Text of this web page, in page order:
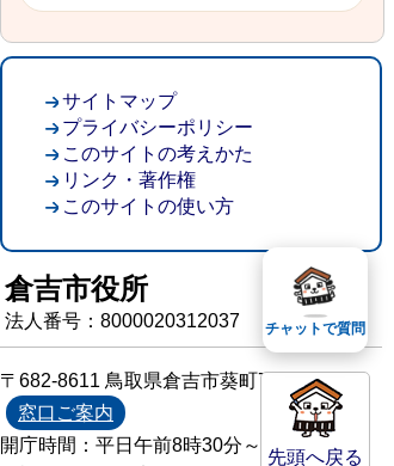
先頭へ戻る
サイトマップ
プライバシーポリシー
このサイトの考えかた
リンク・著作権
このサイトの使い方
倉吉市役所
法人番号：8000020312037
〒682-8611 鳥取県倉吉市葵町722
窓口ご案内
開庁時間：平日午前8時30分～午後5時15分
チャットで質問